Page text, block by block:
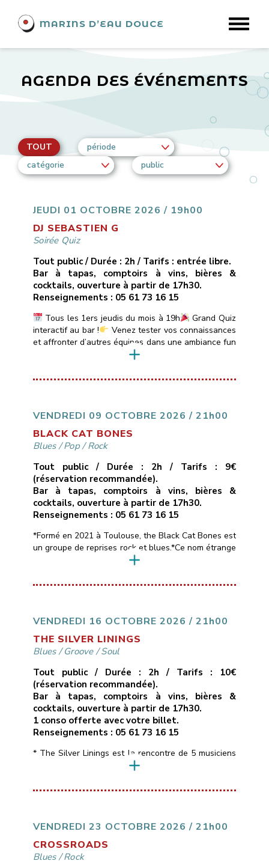
MARINS D’EAU DOUCE
AGENDA DES ÉVÉNEMENTS
TOUT
période
catégorie
public
JEUDI 01 OCTOBRE 2026 / 19h00
DJ SEBASTIEN G
Soirée Quiz
Tout public / Durée : 2h / Tarifs : entrée libre.
Bar à tapas, comptoirs à vins, bières &
cocktails, ouverture à partir de 17h30.
Renseignements : 05 61 73 16 15
Tous les 1ers jeudis du mois à 19h
Grand Quiz
interactif au bar !
Venez tester vos connaissances
et affronter d’autres équipes dans une ambiance fun
Quiz animé par DJ Sébastien avec
programme :Sessions de 20 min sur des thèmes
VENDREDI 09 OCTOBRE 2026 / 21h00
BLACK CAT BONES
Blues/Pop/Rock
Tout public / Durée : 2h / Tarifs : 9€
(réservation recommandée).
Bar à tapas, comptoirs à vins, bières &
cocktails, ouverture à partir de 17h30.
Renseignements : 05 61 73 16 15
*Formé en 2021 à Toulouse, the Black Cat Bones est
un groupe de reprises rock et blues.*Ce nom étrange
est emprunté aux paroles d’une chanson de Muddy
référence commune aux 4 membres du groupe
VENDREDI 16 OCTOBRE 2026 / 21h00
THE SILVER LININGS
Blues/Groove/Soul
Tout public / Durée : 2h / Tarifs : 10€
(réservation recommandée).
Bar à tapas, comptoirs à vins, bières &
cocktails, ouverture à partir de 17h30.
1 conso offerte avec votre billet.
Renseignements : 05 61 73 16 15
* The Silver Linings est la rencontre de 5 musiciens
de la région toulousaine qui soignent leur identité
connus aux influences Blues, Soul, Rhythm & Blues
du groove !!___________________________
VENDREDI 23 OCTOBRE 2026 / 21h00
CROSSROADS
Blues/Rock